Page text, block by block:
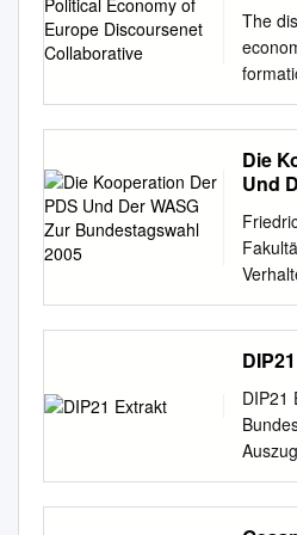
The
Jens
Series
author
(PD
the
Die
Und
Institut
Die
der
des
DIP21